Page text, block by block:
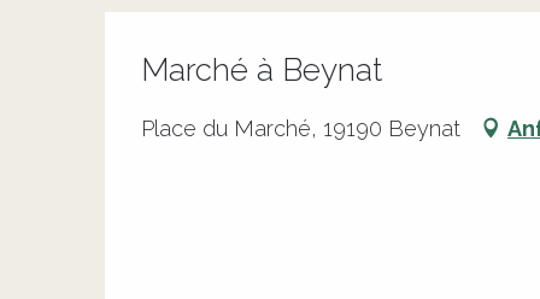
Marché à Beynat
Place du Marché, 19190 Beynat